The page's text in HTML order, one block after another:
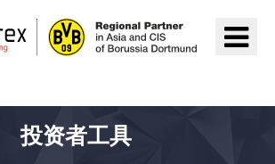
投资者工具